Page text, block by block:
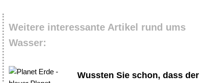
Weitere interessante Artikel rund ums
Wasser:
Wussten Sie schon, dass der